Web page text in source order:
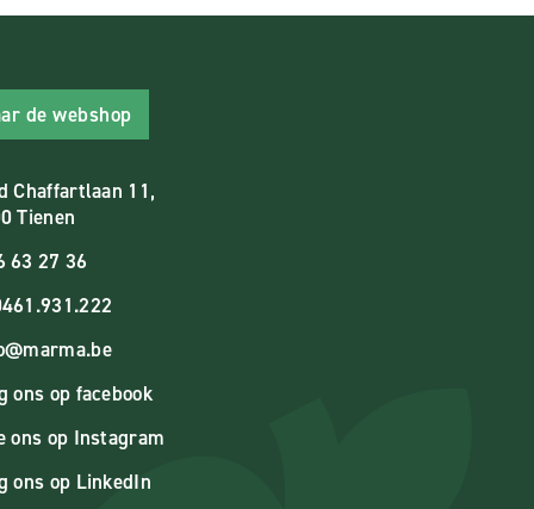
de webshop
Chaffartlaan 11,
Tienen
63 27 36
ons op facebook
ons op Instagram
ons op LinkedIn